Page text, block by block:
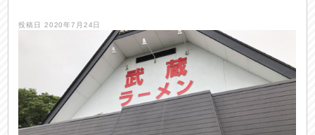
投稿日 2020年7月24日